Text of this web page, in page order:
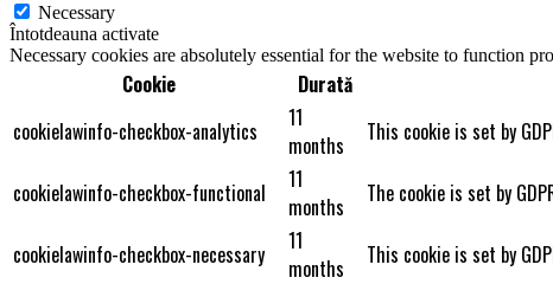
Necessary
Întotdeauna activate
Necessary cookies are absolutely essential for the website to function
Cookie Durată
cookielawinfo-checkbox-analytics
11
months
This cookie is set by
cookielawinfo-checkbox-functional
11
months
The cookie is set by
cookielawinfo-checkbox-necessary
11
months
This cookie is set by